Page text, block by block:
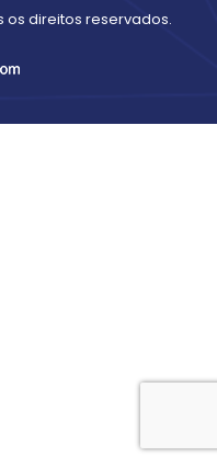
os direitos reservados.